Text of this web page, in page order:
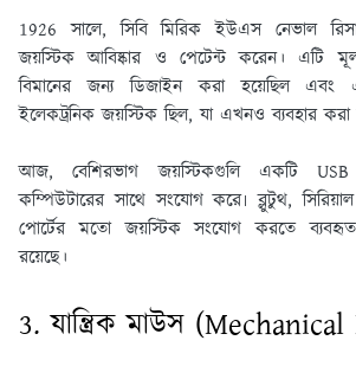
1926 সালে, সিবি মিরিক ইউএস নেভাল
জয়স্টিক আবিষ্কার ও পেটেন্ট করেন। এটি
বিমানের জন্য ডিজাইন করা হয়েছিল এবং
ইলেকট্রনিক জয়স্টিক ছিল, যা এখনও ব্যবহার
আজ, বেশিরভাগ জয়স্টিকগুলি একটি
কম্পিউটারের সাথে সংযোগ করে৷ ব্লুটুথ,
পোর্টের মতো জয়স্টিক সংযোগ করতে ব্যবহৃত
রয়েছে।
3. যান্ত্রিক মাউস